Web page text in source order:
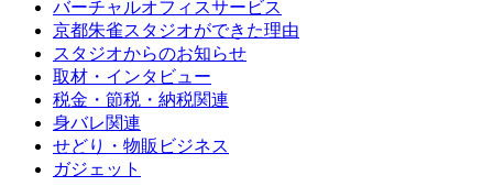
バーチャルオフィスサービス
京都朱雀スタジオができた理由
スタジオからのお知らせ
取材・インタビュー
税金・節税・納税関連
身バレ関連
せどり・物販ビジネス
ガジェット